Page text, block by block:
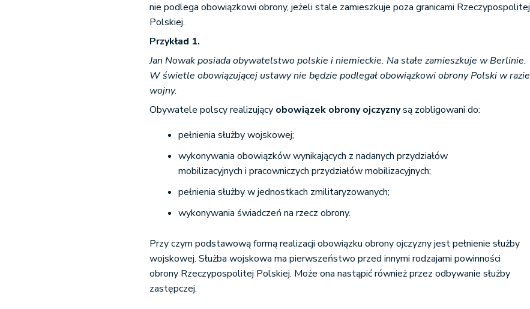
nie podlega obowiązkowi obrony, jeżeli stale zamieszkuje poza granicami Rzeczypospolitej
Polskiej.
Przykład 1.
Jan Nowak posiada obywatelstwo polskie i niemieckie. Na stałe zamieszkuje w Berlinie.
W świetle obowiązującej ustawy nie będzie podlegał obowiązkowi obrony Polski w razie
wojny.
Obywatele polscy realizujący obowiązek obrony ojczyznysą zobligowani do:
pełnienia służby wojskowej;
wykonywania obowiązków wynikających z nadanych przydziałów
mobilizacyjnych i pracowniczych przydziałów mobilizacyjnych;
pełnienia służby w jednostkach zmilitaryzowanych;
wykonywania świadczeń na rzecz obrony.
Przy czym podstawową formą realizacji obowiązku obrony ojczyzny jest pełnienie służby
wojskowej. Służba wojskowa ma pierwszeństwo przed innymi rodzajami powinności
obrony Rzeczypospolitej Polskiej. Może ona nastąpić również przez odbywanie służby
zastępczej.